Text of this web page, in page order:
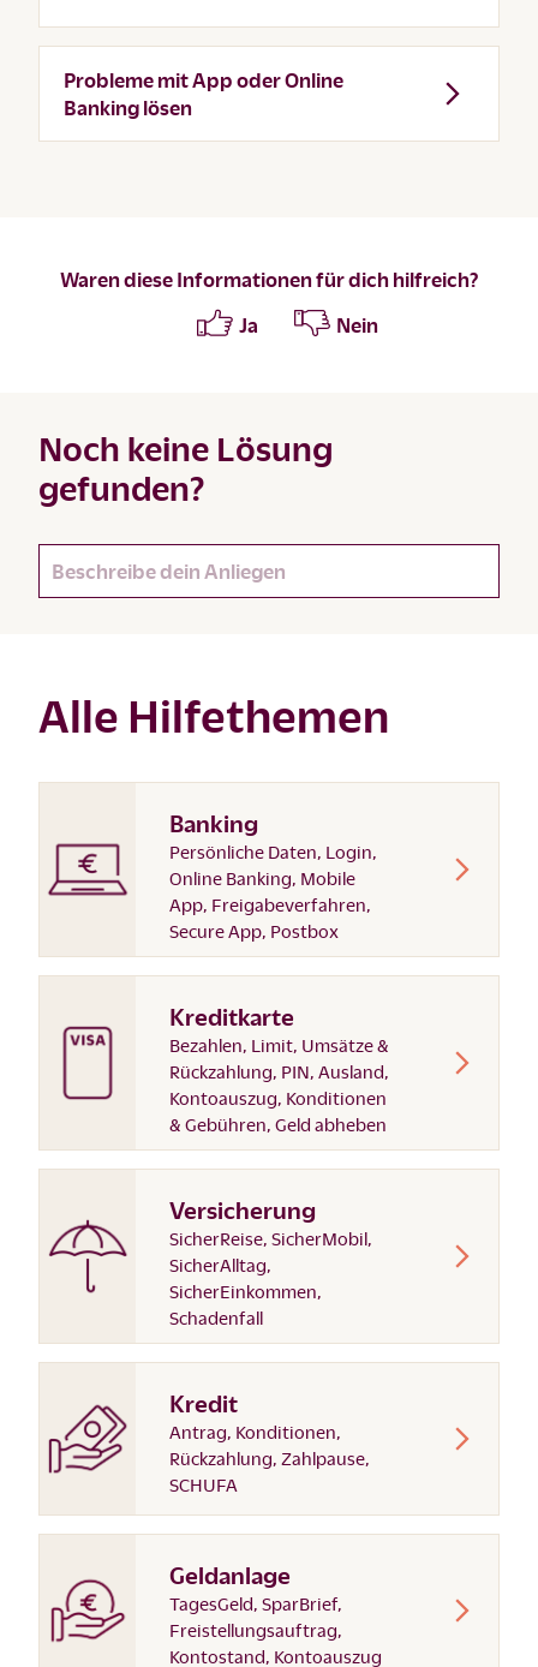
Probleme mit App oder Online
Banking lösen
Waren diese Informationen für dich hilfreich?
Ja
Nein
Noch keine Lösung
gefunden?
Alle Hilfethemen
Banking
Persönliche Daten, Login,
Online Banking, Mobile
App, Freigabeverfahren,
Secure App, Postbox
Kreditkarte
Bezahlen, Limit, Umsätze &
Rückzahlung, PIN, Ausland,
Kontoauszug, Konditionen
& Gebühren, Geld abheben
Versicherung
SicherReise, SicherMobil,
SicherAlltag,
SicherEinkommen,
Schadenfall
Kredit
Antrag, Konditionen,
Rückzahlung, Zahlpause,
SCHUFA
Geldanlage
TagesGeld, SparBrief,
Freistellungsauftrag,
Kontostand, Kontoauszug